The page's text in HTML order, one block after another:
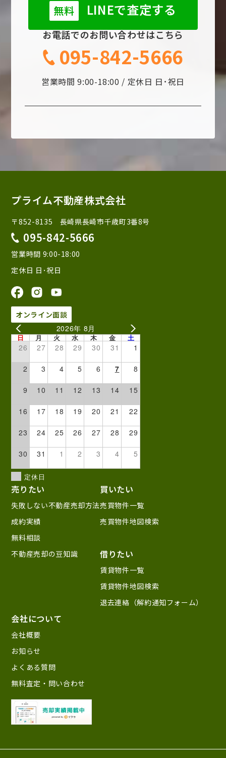
無料 LINEで査定する
お電話でのお問い合わせはこちら
095-842-5666
営業時間 9:00-18:00 / 定休日 日･祝日
プライム不動産株式会社
〒852-8135 長崎県長崎市千歳町3番8号
095-842-5666
営業時間 9:00-18:00
定休日 日･祝日
オンライン面談
2026年 8月
日 月 火 水 木 金 土
26 27 28 29 30 31 1
2 3 4 5 6 7 8
9 10 11 12 13 14 15
16 17 18 19 20 21 22
23 24 25 26 27 28 29
30 31 1 2 3 4 5
定休日
売りたい
失敗しない不動産売却方法
成約実績
無料相談
不動産売却の豆知識
買いたい
売買物件一覧
売買物件地図検索
借りたい
賃貸物件一覧
賃貸物件地図検索
退去連絡（解約通知フォーム）
会社について
会社概要
お知らせ
よくある質問
無料査定・問い合わせ